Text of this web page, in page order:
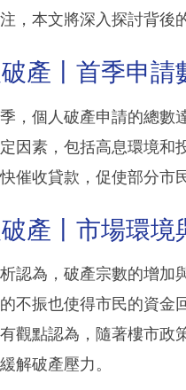
，本文將深入探討背後
產丨首季申請
，個人破產申請的總數
因素，包括高息環境和
催收貸款，促使部分市
產丨市場環境
認為，破產宗數的增加
不振也使得市民的資金
觀點認為，隨著樓市政
解破產壓力。